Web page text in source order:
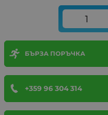
БЪРЗА ПОРЪЧКА
+359 96 304 314